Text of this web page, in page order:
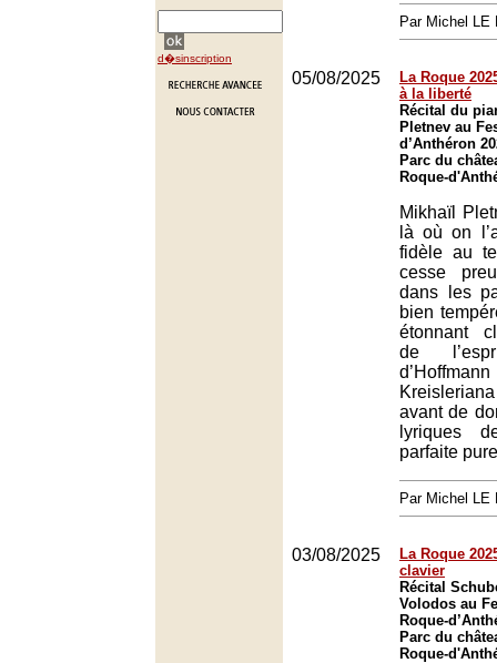
d�sinscription
Par Michel LE
05/08/2025
La Roque
à la liberté
Récital du
Pletnev au
d’Anthéron
Parc du
Roque-
Mikhaïl
là où on
fidèle au
cesse
dans les
bien
étonnant
de
avant de
lyriques
parfaite
Par Michel LE
03/08/2025
La Roque
clavier
Récital
Volodos au
Roque-
Parc du
Roque-